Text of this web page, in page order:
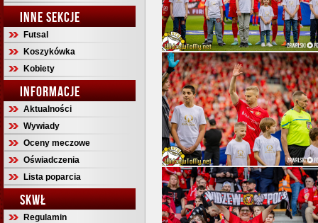
INNE SEKCJE
Futsal
Koszykówka
Kobiety
INFORMACJE
Aktualności
Wywiady
Oceny meczowe
Oświadczenia
Lista poparcia
SKWŁ
Regulamin